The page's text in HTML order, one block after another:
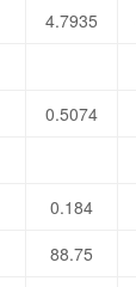
4.7935
0.5074
0.184
88.75